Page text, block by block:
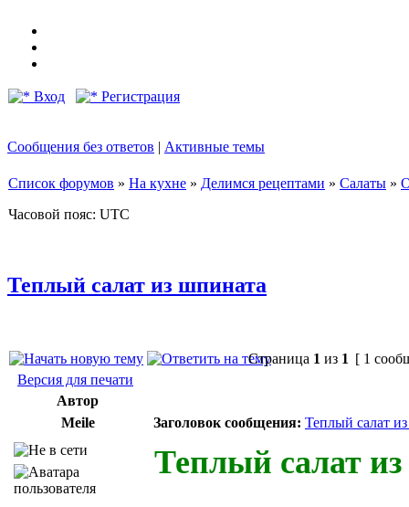
Вход Регистрация
Сообщения без ответов | Активные темы
Список форумов » На кухне » Делимся рецептами » Салаты »
Часовой пояс: UTC
Теплый салат из шпината
Страница 1 из 1 [ 1
Версия для печати
Автор
Meile
Заголовок сообщения: Теплый салат
Теплый салат